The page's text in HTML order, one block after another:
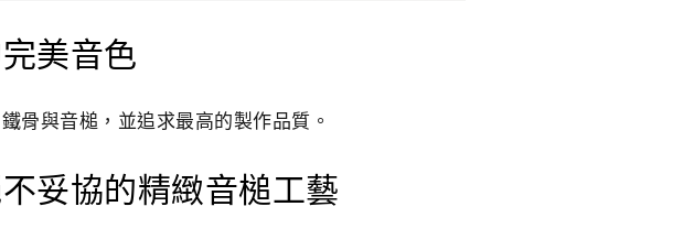
美音色
骨與音槌，並追求最高的製作品質。
妥協的精緻音槌工藝